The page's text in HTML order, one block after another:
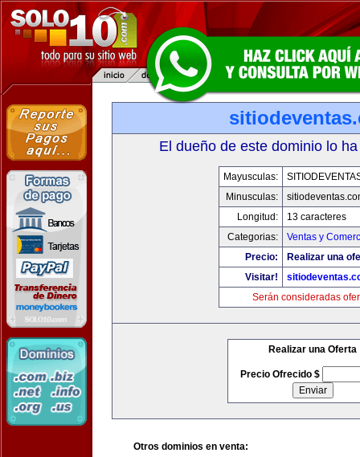
El dueño de este dominio lo
Mayusculas:
Minusculas:
Longitud:
13 caracteres
Categorias:
Ventas y
Precio:
Realizar una
Visitar!
Serán consideradas
Realizar una Oferta
Precio Ofrecido $
Otros dominios en venta: